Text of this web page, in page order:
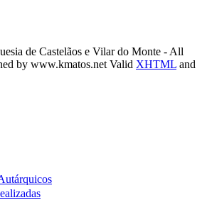
de Castelãos e Vilar do Monte - All
by www.kmatos.net Valid XHTML and